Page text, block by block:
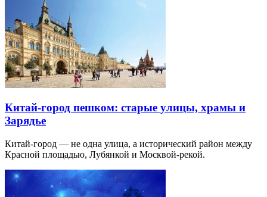
Китай-город пешком: старые улицы, храмы и
Зарядье
Китай-город — не одна улица, а исторический район между
Красной площадью, Лубянкой и Москвой-рекой.